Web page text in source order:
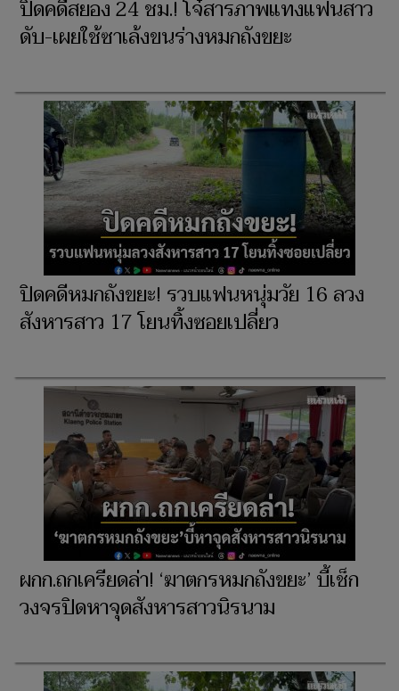
ปิดคดีสยอง 24 ชม.! โจ๋สารภาพแทงแฟนสาว
ดับ-เผยใช้ซาเล้งขนร่างหมกถังขยะ
ปิดคดีหมกถังขยะ! รวบแฟนหนุ่มวัย 16 ลวง
สังหารสาว 17 โยนทิ้งซอยเปลี่ยว
ผกก.ถกเครียดล่า! ‘ฆาตกรหมกถังขยะ’ บี้เช็ก
วงจรปิดหาจุดสังหารสาวนิรนาม